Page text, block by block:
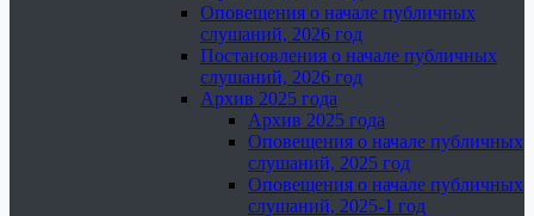
Оповещения о начале публичных
слушаний, 2026 год
Постановления о начале публичных
слушаний, 2026 год
Архив 2025 года
Архив 2025 года
Оповещения о начале публичных
слушаний, 2025 год
Оповещения о начале публичных
слушаний, 2025-1 год